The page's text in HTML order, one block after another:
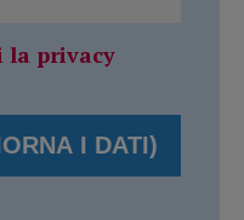
la privacy